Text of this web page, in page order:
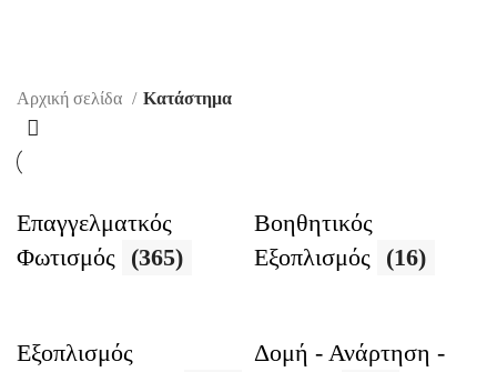
Αρχική σελίδα Κατάστημα
Επαγγελματκός
Φωτισμός
(365)
Βοηθητικός
Εξοπλισμός
(16)
Εξοπλισμός
Δομή - Ανάρτηση -